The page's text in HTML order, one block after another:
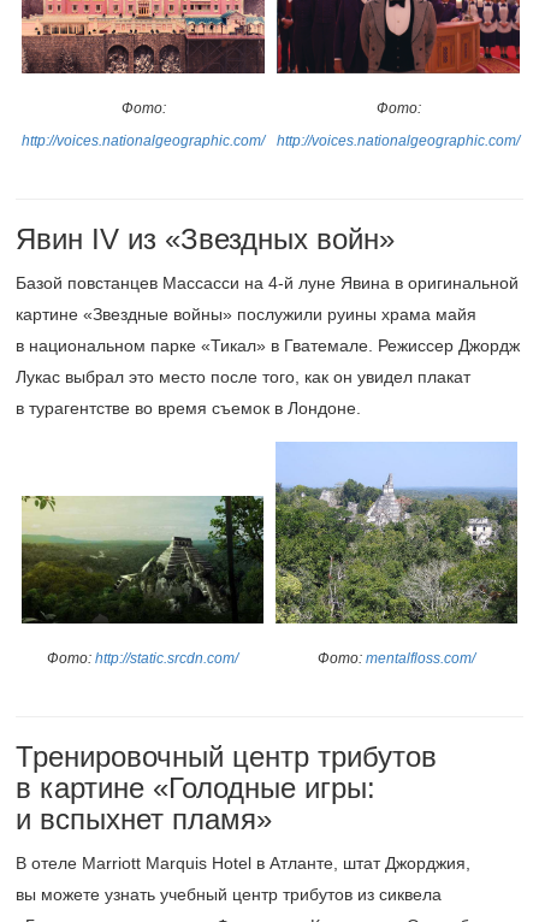
Фото:
http://voices.nationalgeographic.com/
Фото:
http://voices.nationalgeographic.com/
Явин IV из «Звездных войн»
Базой повстанцев Массасси на 4-й луне Явина в оригинальной
картине «Звездные войны» послужили руины храма майя
в национальном парке «Тикал» в Гватемале. Режиссер Джордж
Лукас выбрал это место после того, как он увидел плакат
в турагентстве во время съемок в Лондоне.
Фото: http://static.srcdn.com/ Фото: mentalfloss.com/
Тренировочный центр трибутов
в картине «Голодные игры:
и вспыхнет пламя»
В отеле Marriott Marquis Hotel в Атланте, штат Джорджия,
вы можете узнать учебный центр трибутов из сиквела